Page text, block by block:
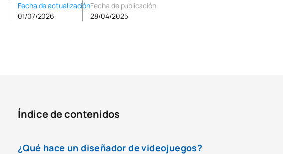
Fecha de actualización
01/07/2026
Fecha de publicación
28/04/2025
Índice de contenidos
¿Qué hace un diseñador de videojuegos?